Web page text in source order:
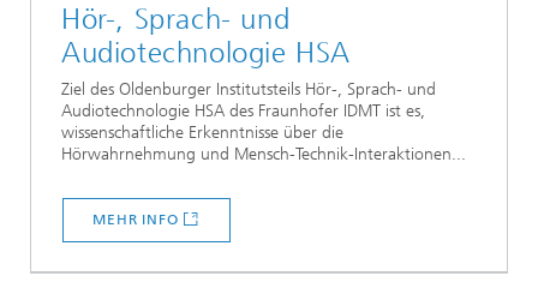
Hör-, Sprach- und
Audiotechnologie HSA
Ziel des Oldenburger Institutsteils Hör-, Sprach- und
Audiotechnologie HSA des Fraunhofer IDMT ist es,
wissenschaftliche Erkenntnisse über die
Hörwahrnehmung und Mensch-Technik-Interaktionen...
MEHR INFO